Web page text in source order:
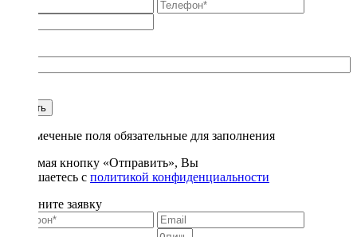
Купить
* - отмеченые поля обязательные для заполнения
Нажимая кнопку «Отправить», Вы
соглашаетесь с политикой конфиденциальности
Заполните заявку